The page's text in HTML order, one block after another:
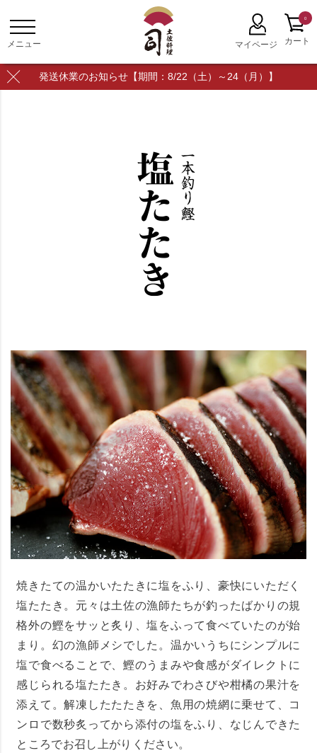
発送休業のお知らせ【期間：8/22（土）～24（月）】
0
焼きたての温かいたたきに塩をふり、豪快にいただく
塩たたき。元々は土佐の漁師たちが釣ったばかりの規
格外の鰹をサッと炙り、塩をふって食べていたのが始
まり。幻の漁師メシでした。温かいうちにシンプルに
塩で食べることで、鰹のうまみや食感がダイレクトに
感じられる塩たたき。お好みでわさびや柑橘の果汁を
添えて。解凍したたたきを、魚用の焼網に乗せて、コ
ンロで数秒炙ってから添付の塩をふり、なじんできた
ところでお召し上がりください。